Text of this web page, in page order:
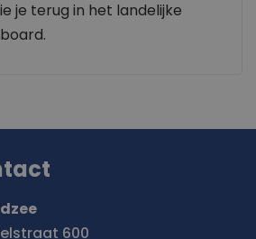
je terug in het landelijke
600